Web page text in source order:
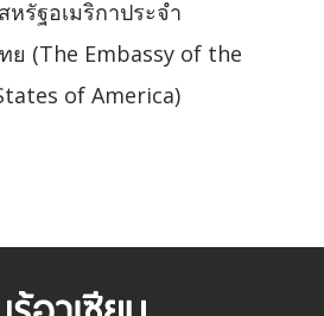
รัฐอเมริกาประจำ
ย (The Embassy of the
of America)